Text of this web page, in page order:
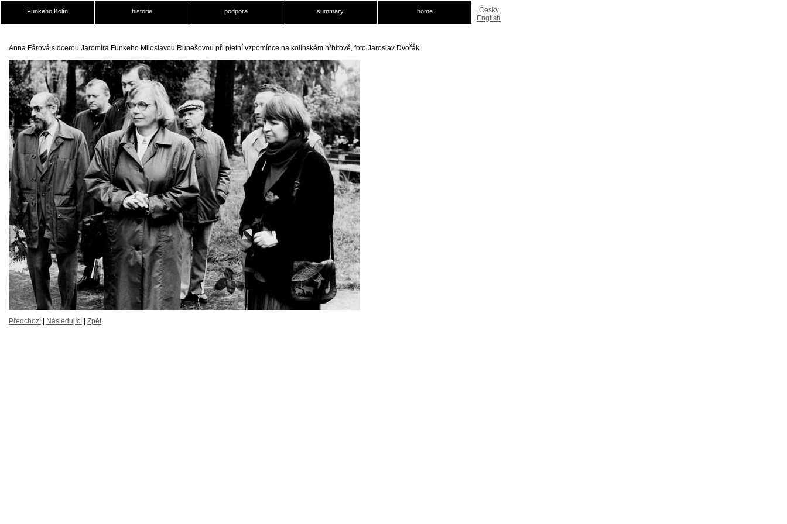
Funkeho Kolín historie podpora summary home
Česky
English
Anna Fárová s dcerou Jaromíra Funkeho Miloslavou Rupešovou při pietní vzpomínce na kolínském hřbitově, foto Jaroslav Dvořák
Předchozí Následující Zpět